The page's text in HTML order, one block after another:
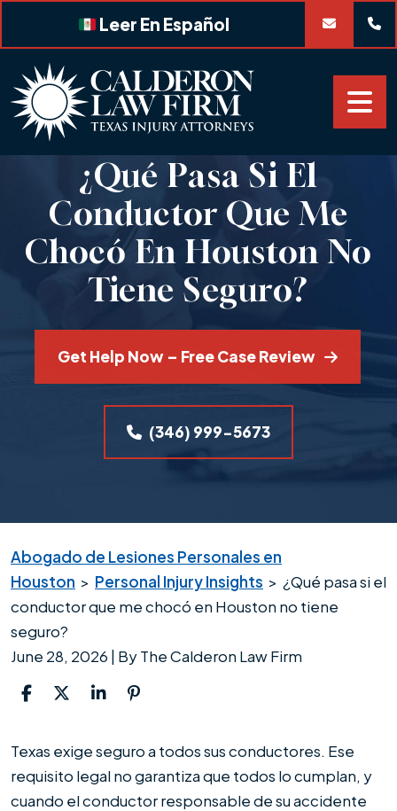
content
Leer En Español
¿Qué Pasa Si El
Conductor Que Me
Chocó En Houston No
Tiene Seguro?
Get Help Now – Free Case Review
(346) 999-5673
Abogado de Lesiones Personales en
Houston > Personal Injury Insights > ¿Qué pasa si el
conductor que me chocó en Houston no tiene
seguro?
June 28, 2026 | ByThe Calderon Law Firm
¿Qué
pasa
si
Texas exige seguro a todos sus conductores. Ese
requisito legal no garantiza que todos lo cumplan, y
cuando el conductor responsable de su accidente